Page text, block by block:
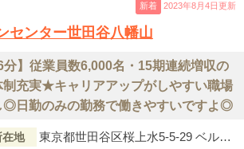
新着 2023年8月4日更新
センター世田谷八幡山
分】従業員数6,000名・15期連続増収の
制充実★キャリアアップがしやすい職場
◎日勤のみの勤務で働きやすいですよ◎
在地 東京都世田谷区桜上水5-5-29 ベルクール桜上水212号室